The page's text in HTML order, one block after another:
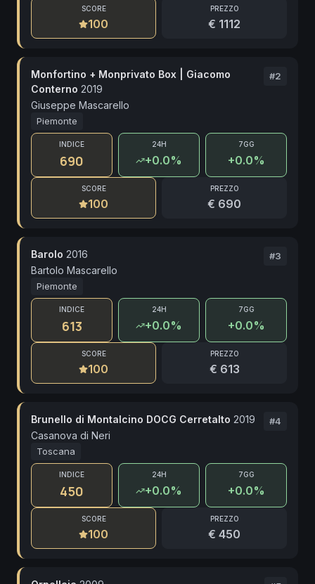
SCORE
100
PREZZO
€ 1112
Monfortino + Monprivato Box | Giacomo
Conterno 2019
Giuseppe Mascarello
#2
Piemonte
INDICE
690
24H
+0.0%
7GG
+0.0%
SCORE
100
PREZZO
€ 690
Barolo 2016
Bartolo Mascarello
#3
Piemonte
INDICE
613
24H
+0.0%
7GG
+0.0%
SCORE
100
PREZZO
€ 613
Brunello di Montalcino DOCG Cerretalto 2019
Casanova di Neri
#4
Toscana
INDICE
450
24H
+0.0%
7GG
+0.0%
SCORE
100
PREZZO
€ 450